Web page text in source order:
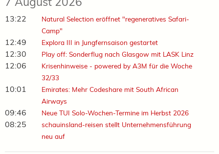
13:22
Natural Selection eröffnet "regeneratives Safari-
Camp"
12:49 Explora III in Jungfernsaison gestartet
12:30 Play off: Sonderflug nach Glasgow mit LASK Linz
12:06
Krisenhinweise - powered by A3M für die Woche
32/33
10:01
Emirates: Mehr Codeshare mit South African
Airways
09:46 Neue TUI Solo-Wochen-Termine im Herbst 2026
08:25
schauinsland-reisen stellt Unternehmensführung
neu auf